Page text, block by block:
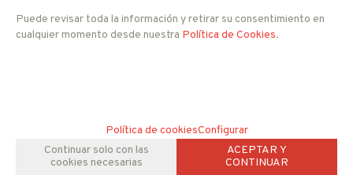
Puede revisar toda la información y retirar su consentimiento en
cualquier momento desde nuestra Política de Cookies.
Política de cookiesConfigurar
Continuar solo con las
cookies necesarias
ACEPTAR Y
CONTINUAR